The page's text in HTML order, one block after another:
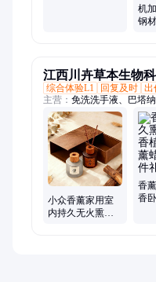
机
钢
江西川卉草本生物
综合体验L1
回复及时 出
主营： 免洗洗手液、巴塔纳
精油、spa精油、Amazon
蓖麻油、美黑霜、乳木果
小众香薰家用室
内持久无火熏香
香
香